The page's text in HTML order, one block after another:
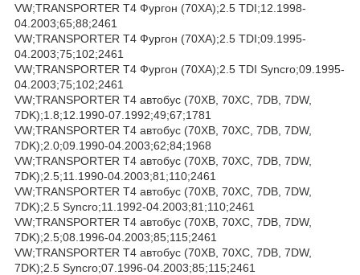
VW;TRANSPORTER T4 Фургон (70XA);2.5 TDI;12.1998-
04.2003;65;88;2461
VW;TRANSPORTER T4 Фургон (70XA);2.5 TDI;09.1995-
04.2003;75;102;2461
VW;TRANSPORTER T4 Фургон (70XA);2.5 TDI Syncro;09.1995-
04.2003;75;102;2461
VW;TRANSPORTER T4 автобус (70XB, 70XC, 7DB, 7DW,
7DK);1.8;12.1990-07.1992;49;67;1781
VW;TRANSPORTER T4 автобус (70XB, 70XC, 7DB, 7DW,
7DK);2.0;09.1990-04.2003;62;84;1968
VW;TRANSPORTER T4 автобус (70XB, 70XC, 7DB, 7DW,
7DK);2.5;11.1990-04.2003;81;110;2461
VW;TRANSPORTER T4 автобус (70XB, 70XC, 7DB, 7DW,
7DK);2.5 Syncro;11.1992-04.2003;81;110;2461
VW;TRANSPORTER T4 автобус (70XB, 70XC, 7DB, 7DW,
7DK);2.5;08.1996-04.2003;85;115;2461
VW;TRANSPORTER T4 автобус (70XB, 70XC, 7DB, 7DW,
7DK);2.5 Syncro;07.1996-04.2003;85;115;2461